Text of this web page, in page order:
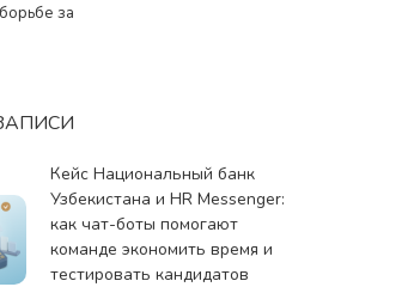
за
Кейс Национальный банк
Узбекистана и HR Messenger:
как чат-боты помогают
команде экономить время и
тестировать кандидатов